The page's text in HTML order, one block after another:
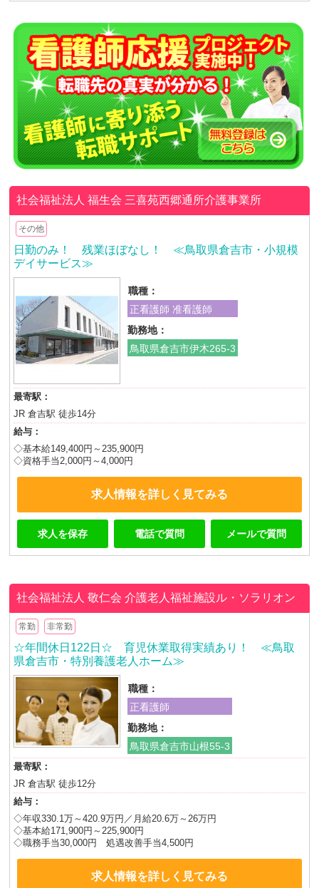
社会福祉法人 福生会 三喜苑西郷通所介護事業所
その他
日勤のみ！ 残業ほぼなし！ ≪鳥取県倉吉市・小規模
デイサービス≫
職種：
正看護師 准看護師
勤務地：
鳥取県倉吉市伊木265-3
最寄駅：
JR 倉吉駅 徒歩14分
給与：
◇基本給149,400円～235,900円
◇資格手当2,000円～4,000円
求人情報を詳しく見てみる
求人を保存 電話で質問 メールで質問
社会福祉法人 敬仁会介護老人福祉施設ル・ソラリオン
常勤 非常勤
☆年間休日122日☆ 育児休業取得実績あり！ ≪鳥取
県倉吉市・特別養護老人ホーム≫
職種：
正看護師
勤務地：
鳥取県倉吉市山根55-3
最寄駅：
JR 倉吉駅 徒歩12分
給与：
◇年収330.1万～420.9万円／月給20.6万～26万円
◇基本給171,900円～225,900円
◇職務手当30,000円 処遇改善手当4,500円
求人情報を詳しく見てみる